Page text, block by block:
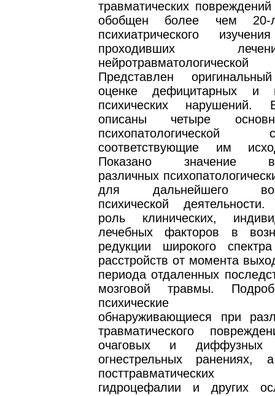
травматических
обобщен более чем 20-
психиатрического
проходивших
Представлен
оценке дефицитарных и
психических
описаны четыре
психопатологической
соответствующие им
Показано значение
различных
для дальнейшего
психической
роль клинических,
лечебных факторов в
редукции широкого
расстройств от момента
периода отдаленных
мозговой травмы.
психические
обнаруживающиеся при
травматического
очаговых и диффузных
огнестрельных
посттравматических
гидроцефалии и других